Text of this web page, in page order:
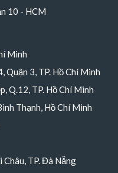
10 - HCM
Minh
3, TP. Hồ Chí Minh
Q.12, TP. Hồ Chí Minh
Thạnh, Hồ Chí Minh
Châu, TP. Đà Nẵng